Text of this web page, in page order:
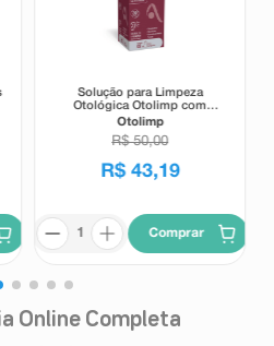
Solução para Limpeza
Otológica Otolimp com
Gotejador 2ml
Otolimp
R$ 50,00
R$ 43,19
Comprar
Online Completa